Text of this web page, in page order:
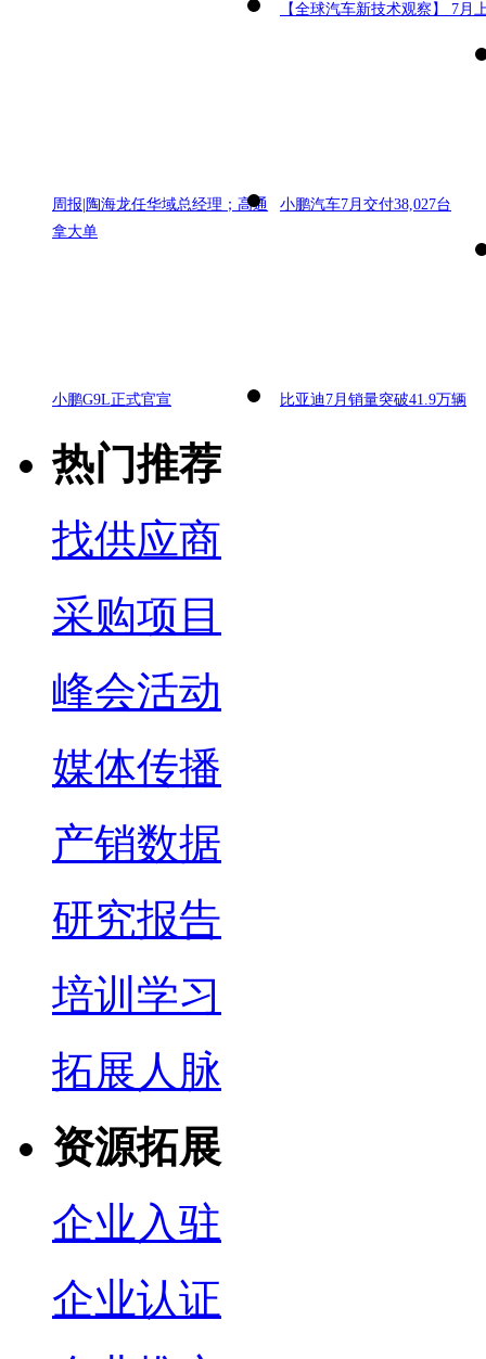
【全球汽车新技术观察】 7月
周报|陶海龙任华域总经理；高通
拿大单
小鹏汽车7月交付38,027台
小鹏G9L正式官宣 比亚迪7月销量突破41.9万辆
热门推荐
找供应商
采购项目
峰会活动
媒体传播
产销数据
研究报告
培训学习
拓展人脉
资源拓展
企业入驻
企业认证